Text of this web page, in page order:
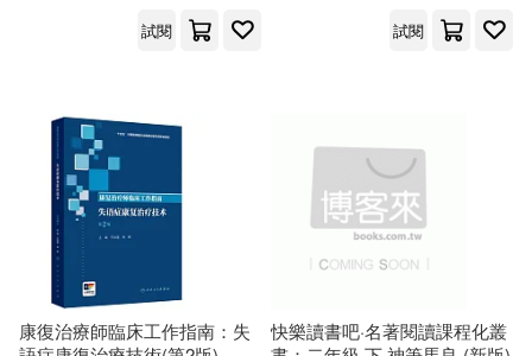
聞鍾（主編）(157)
日本寶庫社(155)
夏睿（主編）(151)
大連理工大學出版社(2748)
中國水利水電出版社(2534)
人民出版社(2509)
人民軍醫出版社(2338)
試閱
試閱
康復治療師臨床工作指南：失
快樂讀書吧·名著閱讀課程化叢